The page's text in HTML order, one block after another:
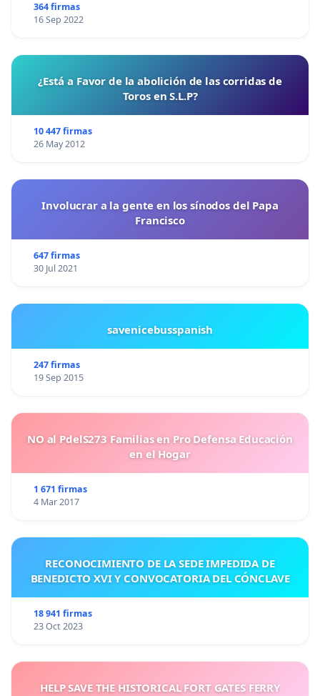
364 firmas
16 Sep 2022
¿Está a Favor de la abolición de las corridas de
Toros en S.L.P?
10 447 firmas
26 May 2012
Involucrar a la gente en los sínodos del Papa
Francisco
647 firmas
30 Jul 2021
savenicebusspanish
247 firmas
19 Sep 2015
NO al PdelS273 Familias en Pro Defensa Educación
en el Hogar
1 671 firmas
4 Mar 2017
RECONOCIMIENTO DE LA SEDE IMPEDIDA DE
BENEDICTO XVI Y CONVOCATORIA DEL CÓNCLAVE
18 941 firmas
23 Oct 2023
HELP SAVE THE HISTORICAL FORT GATES FERRY